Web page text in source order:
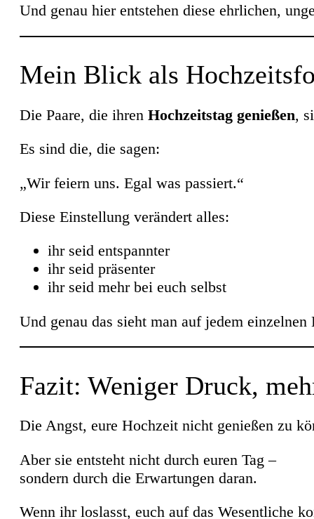
Und genau hier entstehen diese ehrlichen,
Mein Blick als
Die Paare, die ihren Hochzeitstag genießen,
Es sind die, die sagen:
„Wir feiern uns. Egal was passiert.“
Diese Einstellung verändert alles:
ihr seid entspannter
ihr seid präsenter
ihr seid mehr bei euch selbst
Und genau das sieht man auf jedem
Fazit: Weniger Druck,
Die Angst, eure Hochzeit nicht genießen zu
Aber sie entsteht nicht durch euren Tag –
sondern durch die Erwartungen daran.
Wenn ihr loslasst, euch auf das Wesentliche